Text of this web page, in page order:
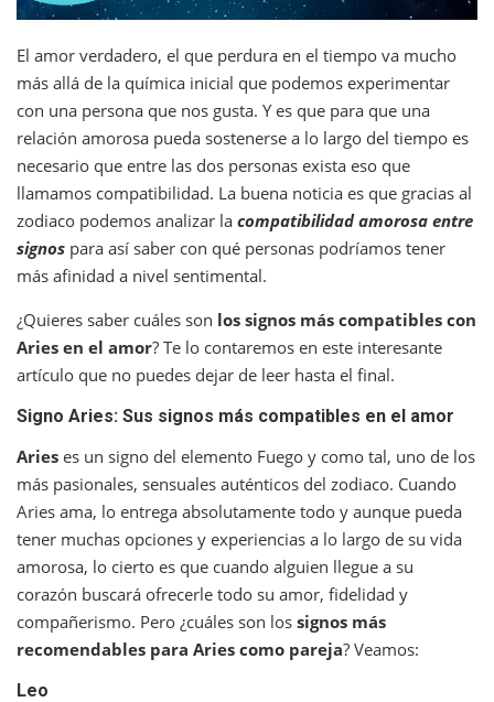
El amor verdadero, el que perdura en el tiempo va mucho
más allá de la química inicial que podemos experimentar
con una persona que nos gusta. Y es que para que una
relación amorosa pueda sostenerse a lo largo del tiempo es
necesario que entre las dos personas exista eso que
llamamos compatibilidad. La buena noticia es que gracias al
zodiaco podemos analizar la compatibilidad amorosa entre
signos para así saber con qué personas podríamos tener
más afinidad a nivel sentimental.
¿Quieres saber cuáles son los signos más compatibles con
Aries en el amor? Te lo contaremos en este interesante
artículo que no puedes dejar de leer hasta el final.
Signo Aries: Sus signos más compatibles en el amor
Aries es un signo del elemento Fuego y como tal, uno de los
más pasionales, sensuales auténticos del zodiaco. Cuando
Aries ama, lo entrega absolutamente todo y aunque pueda
tener muchas opciones y experiencias a lo largo de su vida
amorosa, lo cierto es que cuando alguien llegue a su
corazón buscará ofrecerle todo su amor, fidelidad y
compañerismo. Pero ¿cuáles son los signos más
recomendables para Aries como pareja? Veamos:
Leo